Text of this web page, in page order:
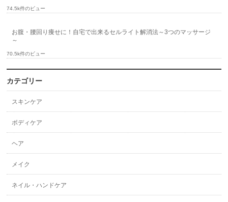
74.5k件のビュー
お腹・腰回り痩せに！自宅で出来るセルライト解消法～3つのマッサージ
～
70.5k件のビュー
カテゴリー
スキンケア
ボディケア
ヘア
メイク
ネイル・ハンドケア